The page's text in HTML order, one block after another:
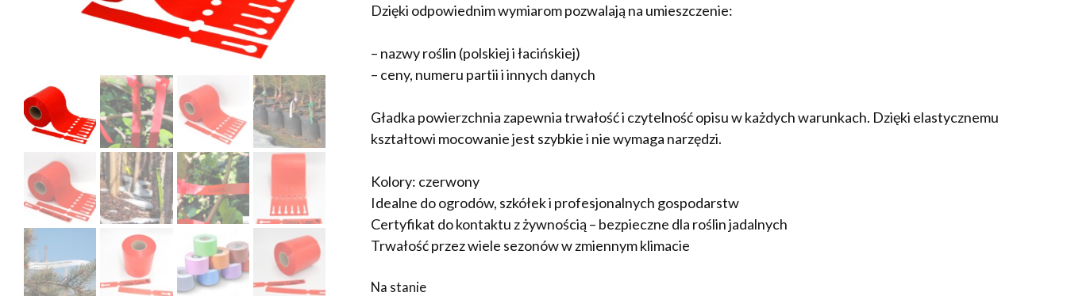
Dzięki odpowiednim wymiarom pozwalają na umieszczenie:
– nazwy roślin (polskiej i łacińskiej)
– ceny, numeru partii i innych danych
Gładka powierzchnia zapewnia trwałość i czytelność opisu w każdych warunkach. Dzięki elastycznemu
kształtowi mocowanie jest szybkie i nie wymaga narzędzi.
Kolory: czerwony
Idealne do ogrodów, szkółek i profesjonalnych gospodarstw
Certyfikat do kontaktu z żywnością – bezpieczne dla roślin jadalnych
Trwałość przez wiele sezonów w zmiennym klimacie
Na stanie